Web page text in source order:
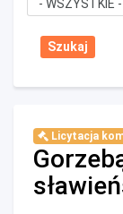
Licytacja